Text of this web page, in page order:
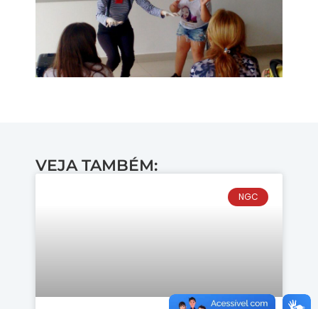
VEJA TAMBÉM:
NGC